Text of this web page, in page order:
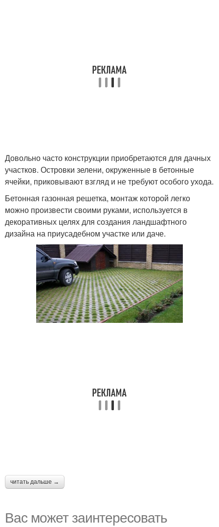
Довольно часто конструкции приобретаются для дачных
участков. Островки зелени, окруженные в бетонные
ячейки, приковывают взгляд и не требуют особого ухода.
Бетонная газонная решетка, монтаж которой легко
можно произвести своими руками, используется в
декоративных целях для создания ландшафтного
дизайна на приусадебном участке или даче.
читать дальше →
Вас может заинтересовать